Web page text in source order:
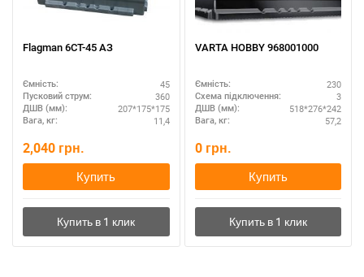
Flagman 6СТ-45 АЗ
Ємність: 45
Пусковий струм: 360
ДШВ (мм): 207*175*175
Вага, кг: 11,4
2,040 грн.
Купить
VARTA HOBBY 968001000
Ємність: 230
Схема підключення: 3
ДШВ (мм): 518*276*242
Вага, кг: 57,2
0 грн.
Купить